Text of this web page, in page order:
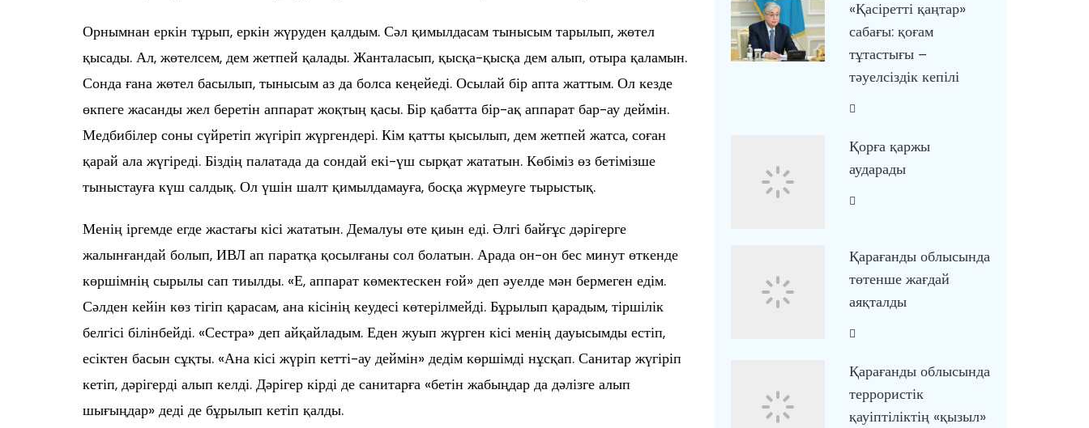
Орнымнан еркін тұрып, еркін жүруден қалдым. Сәл қимылдасам тынысым тарылып, жөтел
қысады. Ал, жөтелсем, дем жетпей қалады. Жанталасып, қысқа-қысқа дем алып, отыра қаламын.
Сонда ғана жөтел басылып, тынысым аз да болса кеңейеді. Осылай бір апта жаттым. Ол кезде
өкпеге жасанды жел беретін аппарат жоқтың қасы. Бір қабатта бір-ақ аппарат бар-ау деймін.
Медбибілер соны сүйретіп жүгіріп жүргендері. Кім қатты қысылып, дем жетпей жатса, соған
қарай ала жүгіреді. Біздің палатада да сондай екі-үш сырқат жататын. Көбіміз өз бетімізше
тыныстауға күш салдық. Ол үшін шалт қимылдамауға, босқа жүрмеуге тырыстық.
Менің іргемде егде жастағы кісі жататын. Демалуы өте қиын еді. Әлгі байғұс дәрігерге
жалынғандай болып, ИВЛ ап паратқа қосылғаны сол болатын. Арада он-он бес минут өткенде
көршімнің сырылы сап тиылды. «Е, аппарат көмектескен ғой» деп әуелде мән бермеген едім.
Сәлден кейін көз тігіп қарасам, ана кісінің кеудесі көтерілмейді. Бұрылып қарадым, тіршілік
белгісі білінбейді. «Сестра» деп айқайладым. Еден жуып жүрген кісі менің дауысымды естіп,
есіктен басын сұқты. «Ана кісі жүріп кетті-ау деймін» дедім көршімді нұсқап. Санитар жүгіріп
кетіп, дәрігерді алып келді. Дәрігер кірді де санитарға «бетін жабыңдар да дәлізге алып
шығыңдар» деді де бұрылып кетіп қалды.
«Қасіретті қаңтар»
сабағы: қоғам
тұтастығы –
тәуелсіздік кепілі
Қорға қаржы
аударады
Қарағанды облысында
төтенше жағдай
аяқталды
Қарағанды облысында
террористік
қауіптіліктің «қызыл»